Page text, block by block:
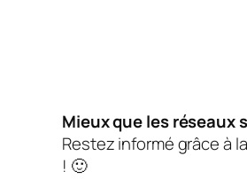
Mieux que les réseaux
Restez informé grâce à
! 🙂